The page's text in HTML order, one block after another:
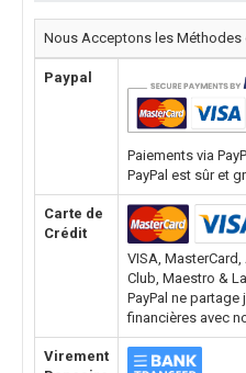
Nous Acceptons les Méthodes
Paypal
Paiements via
PayPal est sûr et
Carte de
Crédit
VISA,
Club, Maestro &
PayPal ne
financières avec
Virement